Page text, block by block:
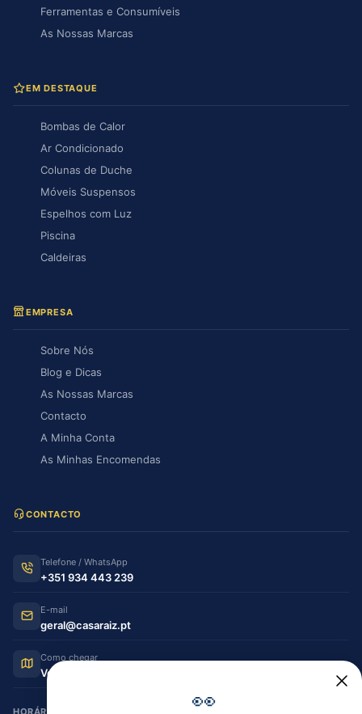
Ferramentas e Consumíveis
As Nossas Marcas
EM DESTAQUE
Bombas de Calor
Ar Condicionado
Colunas de Duche
Móveis Suspensos
Espelhos com Luz
Piscina
Caldeiras
EMPRESA
Sobre Nós
Blog e Dicas
As Nossas Marcas
Contacto
A Minha Conta
As Minhas Encomendas
CONTACTO
Telefone / WhatsApp
+351 934 443 239
E-mail
geral@casaraiz.pt
Como chegar
Ver no Google Maps
HORÁRIO DE FUNCIONAMENTO 👀